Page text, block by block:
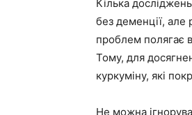
Кілька
без деменції, але
проблем полягає
Тому, для
куркуміну, які
Не можна